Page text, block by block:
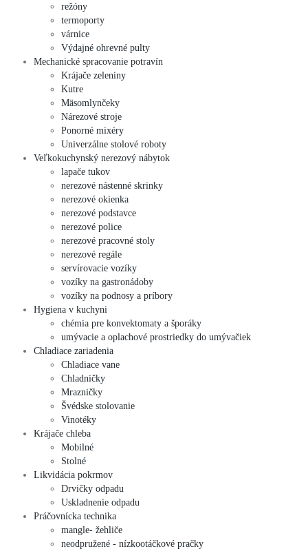
režóny
termoporty
várnice
Výdajné ohrevné pulty
Mechanické spracovanie potravín
Krájače zeleniny
Kutre
Mäsomlynčeky
Nárezové stroje
Ponorné mixéry
Univerzálne stolové roboty
Veľkokuchynský nerezový nábytok
lapače tukov
nerezové nástenné skrinky
nerezové okienka
nerezové podstavce
nerezové police
nerezové pracovné stoly
nerezové regále
servírovacie vozíky
vozíky na gastronádoby
vozíky na podnosy a príbory
Hygiena v kuchyni
chémia pre konvektomaty a šporáky
umývacie a oplachové prostriedky do umývačiek
Chladiace zariadenia
Chladiace vane
Chladničky
Mrazničky
Švédske stolovanie
Vinotéky
Krájače chleba
Mobilné
Stolné
Likvidácia pokrmov
Drvičky odpadu
Uskladnenie odpadu
Práčovnícka technika
mangle- žehliče
neodpružené - nízkootáčkové pračky